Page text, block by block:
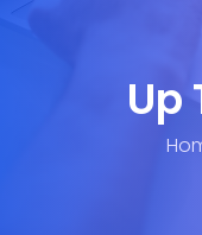
Up